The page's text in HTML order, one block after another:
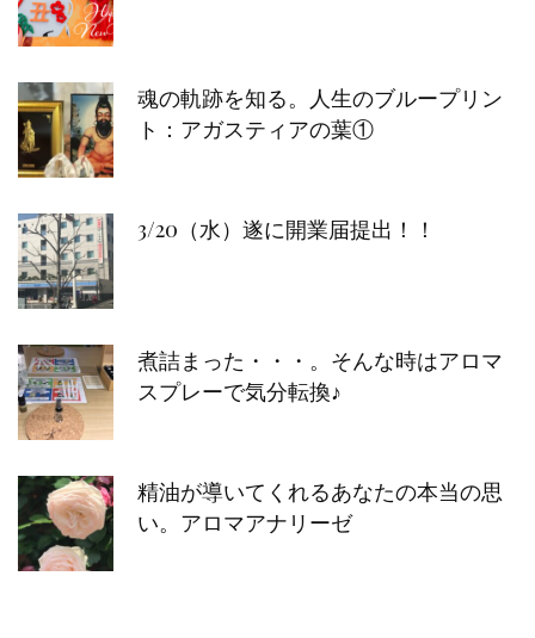
魂の軌跡を知る。人生のブループリン
ト：アガスティアの葉①
3/20（水）遂に開業届提出！！
煮詰まった・・・。そんな時はアロマ
スプレーで気分転換♪
精油が導いてくれるあなたの本当の思
い。アロマアナリーゼ